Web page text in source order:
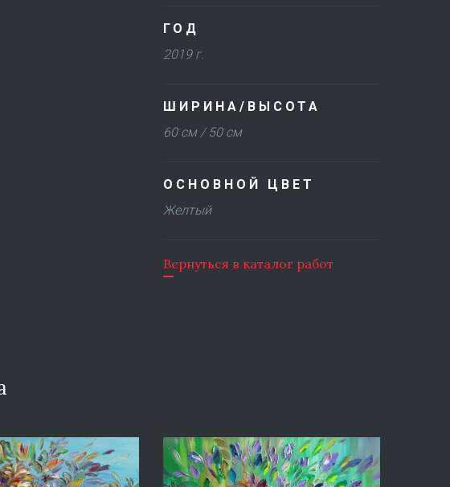
ГОД
2019 г.
ШИРИНА/ВЫСОТА
60 см / 50 см
ОСНОВНОЙ ЦВЕТ
Желтый
Вернуться в каталог работ